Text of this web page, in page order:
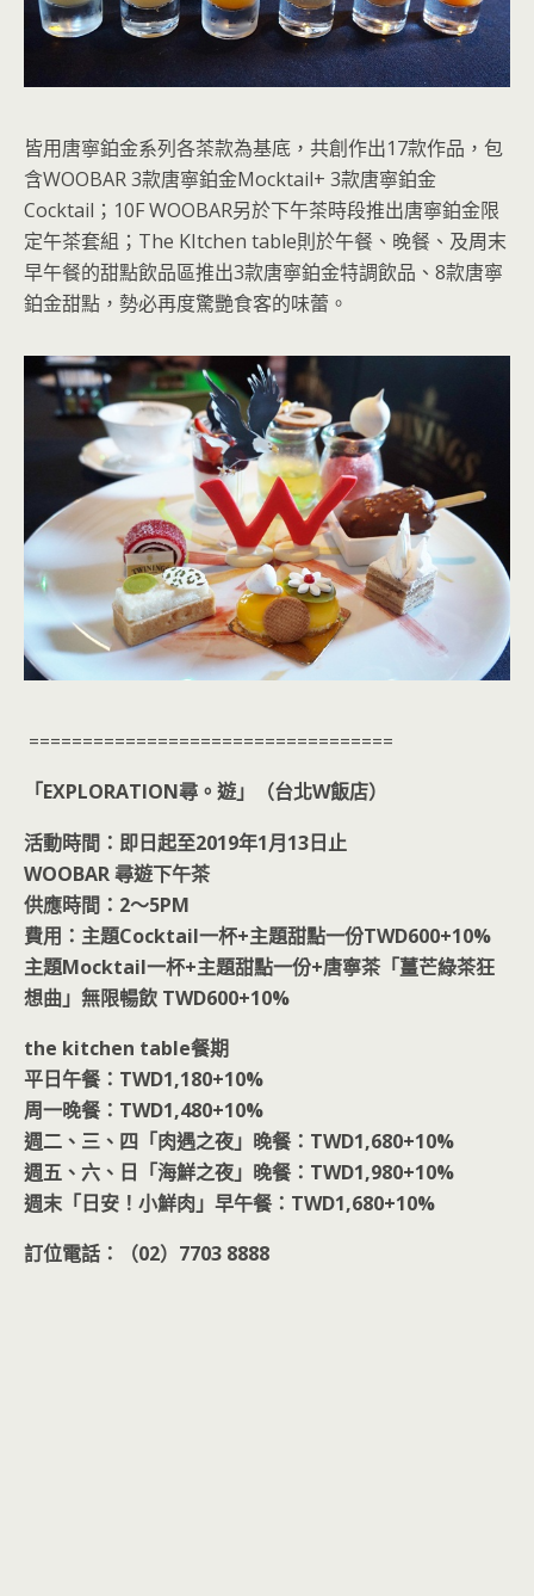
皆用唐寧鉑金系列各茶款為基底，共創作出17款作品，包
含WOOBAR 3款唐寧鉑金Mocktail+ 3款唐寧鉑金
Cocktail；10F WOOBAR另於下午茶時段推出唐寧鉑金限
定午茶套組；The KItchen table則於午餐、晚餐、及周末
早午餐的甜點飲品區推出3款唐寧鉑金特調飲品、8款唐寧
鉑金甜點，勢必再度驚艷食客的味蕾。
==================================
「EXPLORATION尋。遊」（台北W飯店）
活動時間：即日起至2019年1月13日止
WOOBAR 尋遊下午茶
供應時間：2～5PM
費用：主題Cocktail一杯+主題甜點一份TWD600+10%
主題Mocktail一杯+主題甜點一份+唐寧茶「薑芒綠茶狂
想曲」無限暢飲 TWD600+10%
the kitchen table餐期
平日午餐：TWD1,180+10%
周一晚餐：TWD1,480+10%
週二、三、四「肉遇之夜」晚餐：TWD1,680+10%
週五、六、日「海鮮之夜」晚餐：TWD1,980+10%
週末「日安！小鮮肉」早午餐：TWD1,680+10%
訂位電話：（02）7703 8888